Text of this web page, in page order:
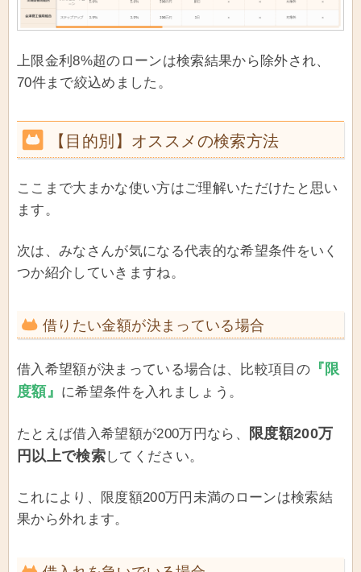
上限金利8%超のローンは検索結果から除外され、
70件まで絞込めました。
【目的別】オススメの検索方法
ここまで大まかな使い方はご理解いただけたと思い
ます。
次は、みなさんが気になる代表的な希望条件をいく
つか紹介していきますね。
借りたい金額が決まっている場合
借入希望額が決まっている場合は、比較項目の 『限
度額』 に希望条件を入れましょう。
たとえば借入希望額が200万円なら、
限度額200万
円以上で検索してください。
これにより、限度額200万円未満のローンは検索結
果から外れます。